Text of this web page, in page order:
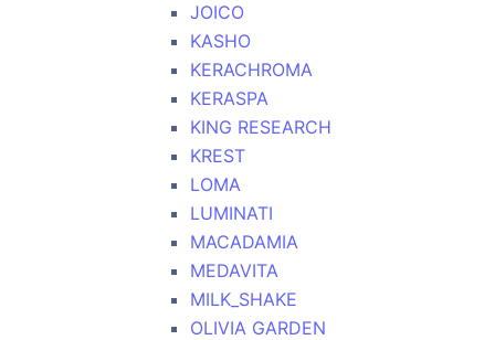
JOICO
KASHO
KERACHROMA
KERASPA
KING RESEARCH
KREST
LOMA
LUMINATI
MACADAMIA
MEDAVITA
MILK_SHAKE
OLIVIA GARDEN